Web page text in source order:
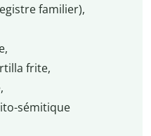
familier),
frite,
sémitique